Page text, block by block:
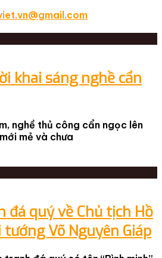
khai sáng nghề cẩn
nghề thủ công cẩn ngọc lên
mẻ và chưa
đá quý về Chủ tịch Hồ
Võ Nguyên Giáp